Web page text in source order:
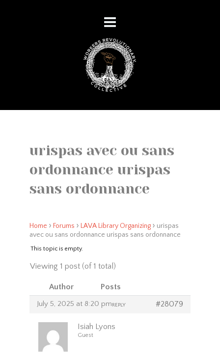
urispas avec ou sans
ordonnance urispas
sans ordonnance
Home › Forums › LAVA Library Organizing › urispas
avec ou sans ordonnance urispas sans ordonnance
This topic is empty.
Viewing 1 post (of 1 total)
Author Posts
July 5, 2025 at 8:20 pm #28079
REPLY
Isiah Lyons
Guest